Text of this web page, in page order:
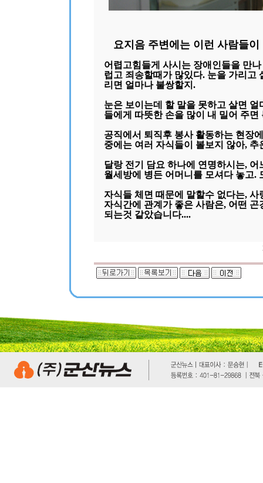
요지음 주변에는 이런 사람들이
어렵고힘들게 사시는 장애인들을 만
럽고 죄송할때가 많있다. 눈을 가리고
리면 얼마나 불쌍할지.
눈은 보이는데 할 말을 못하고 살면
들에게 따뜻한 손을 많이 내 밀어 주
공직에서 퇴직후 봉사 활동하는 현장
중에는 여러 자식들이 볼보지 않아,
달랑 전기 담요 하나에 연명하시는,
월세방에 병든 어머니를 모셔다 놓고.
자식들 체면 때문에 말할수 없다는,
자식간에 관계가 좋은 사람은, 어떤
되는것 같았습니다....